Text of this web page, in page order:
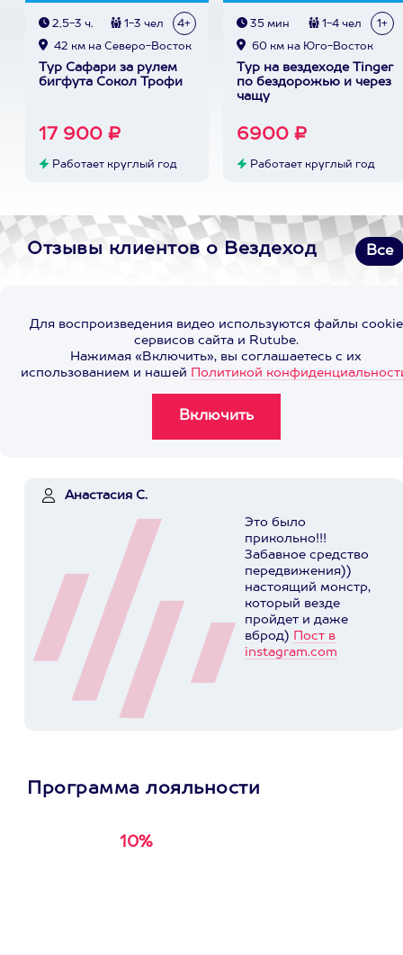
2,5-3 ч. 1-3 чел 4+
42 км на Северо-Восток
Тур Сафари за рулем
бигфута Сокол Трофи
17 900 ₽
Работает круглый год
35 мин 1-4 чел 1+
60 км на Юго-Восток
Тур на вездеходе Tinger
по бездорожью и через
чащу
6900 ₽
Работает круглый год
Отзывы клиентов о Вездеход Все
Для воспроизведения видео используются файлы cookie
сервисов сайта и Rutube.
Нажимая «Включить», вы соглашаетесь с их
использованием и нашей Политикой
Анастасия С.
Это было
прикольно!!!
Забавное средство
передвижения))
настоящий монстр,
который везде
пройдет и даже
вброд) Пост в
instagram.com
Программа лояльности
10%